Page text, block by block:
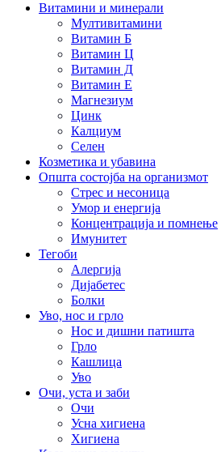
Витамини и минерали
Мултивитамини
Витамин Б
Витамин Ц
Витамин Д
Витамин Е
Магнезиум
Цинк
Калциум
Селен
Козметика и убавина
Општа состојба на организмот
Стрес и несоница
Умор и енергија
Концентрација и помнење
Имунитет
Тегоби
Алергија
Дијабетес
Болки
Уво, нос и грло
Нос и дишни патишта
Грло
Кашлица
Уво
Очи, уста и заби
Очи
Усна хигиена
Хигиена